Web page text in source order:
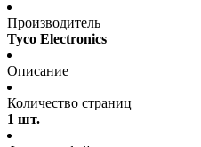
Производитель
Tyco Electronics
Описание
Количество страниц
1 шт.